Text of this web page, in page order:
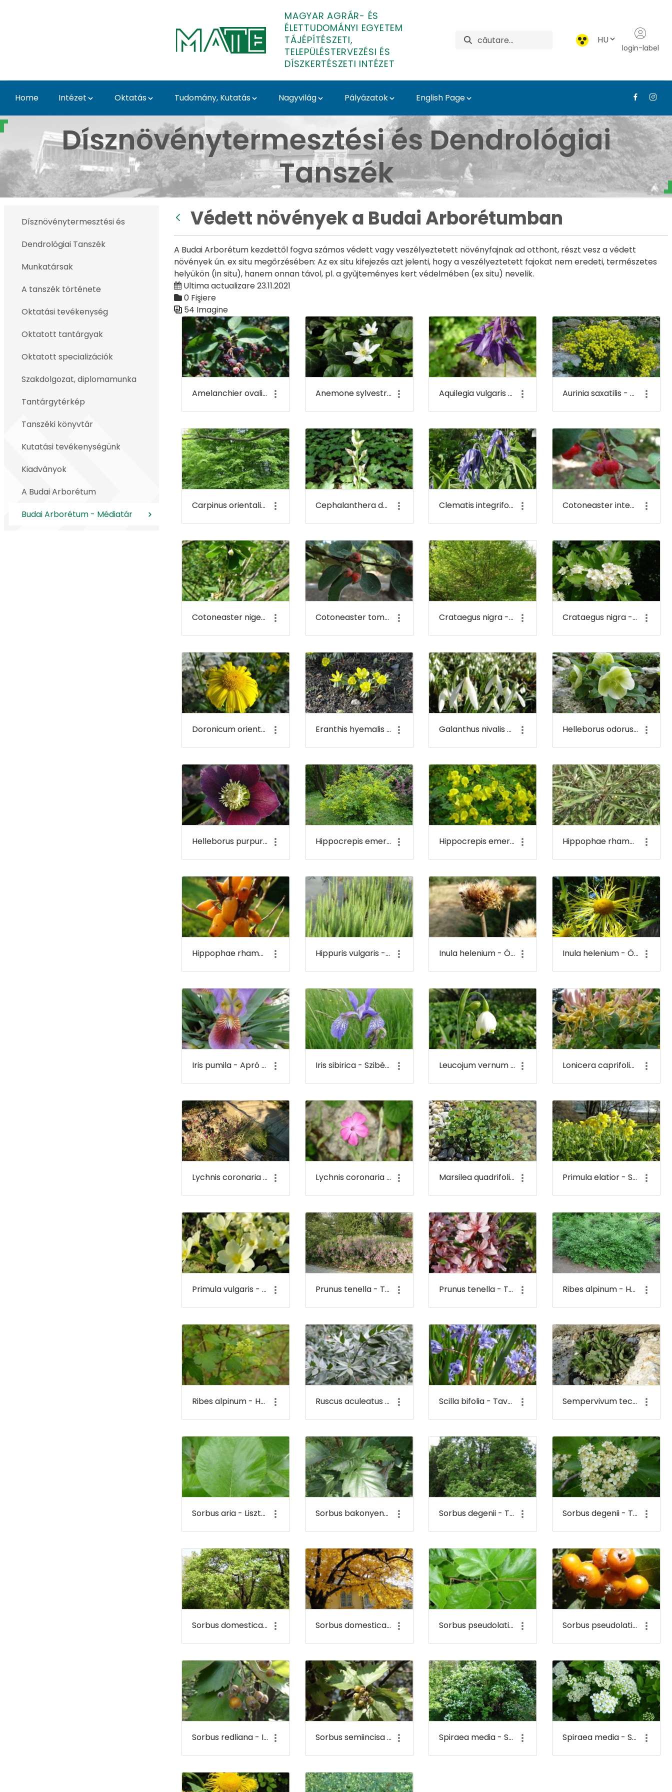
MAGYAR AGRÁR- ÉS
ÉLETTUDOMÁNYI EGYETEM
TÁJÉPÍTÉSZETI,
TELEPÜLÉSTERVEZÉSI ÉS
DÍSZKERTÉSZETI INTÉZET
HU
login-label
Home Intézet Oktatás Tudomány, Kutatás Nagyvilág Pályázatok English Page
Védett növények a Budai Arborétumban - Budai Arborétum -
Dísznövénytermesztési és Dendrológiai
Tanszék
Dísznövénytermesztési és
Dendrológiai Tanszék
Munkatársak
A tanszék története
Oktatási tevékenység
Oktatott tantárgyak
Oktatott specializációk
Szakdolgozat, diplomamunka
Tantárgytérkép
Tanszéki könyvtár
Kutatási tevékenységünk
Kiadványok
A Budai Arborétum
Budai Arborétum - Médiatár
Védett növények a Budai Arborétumban
A Budai Arborétum kezdettől fogva számos védett vagy veszélyeztetett növényfajnak ad otthont, részt vesz a védett
növények ún. ex situ megőrzésében: Az ex situ kifejezés azt jelenti, hogy a veszélyeztetett fajokat nem eredeti, természetes
helyükön (in situ), hanem onnan távol, pl. a gyűjteményes kert védelmében (ex situ) nevelik.
Ultima actualizare 23.11.2021
0 Fişiere
54 Imagine
Galerie media
Amelanchier ovalis - Fanyarka - Budai Arborétum Anemone sylvestris - Erdei szellőrózsa - Budai Arborétum Aquilegia vulgaris - Közönséges harangláb - Budai Arborétum Aurinia saxatilis - Sziklai ternye - Budai Arborétum
Carpinus orientalis - Keleti gyertyán - Budai Arborétum Cephalanthera damasonium - Fehér madársisak - Budai Arborétum Clematis integrifolia - Réti iszalag - Budai Arborétum Cotoneaster integerrimus - Szirti madárbirs - Budai Arborétum
Cotoneaster niger - Fekete madárbirs - Budai Arborétum Cotoneaster tomentosus - Molyhos madárbirs - Budai Arborétum Crataegus nigra - Fekete galagonya - Budai Arborétum Crataegus nigra - Fekete galagonya (virága) - Budai Arborétum
Doronicum orientale - Mecseki zergevirág - Budai Arborétum Eranthis hyemalis - Téltemető - Budai Arborétum Galanthus nivalis - Kikeleti hóvirág - Budai Arborétum Helleborus odorus - Illatos hunyor - Budai Arborétum
Helleborus purpurascens - Pirosló hunyor - Budai Arborétum Hippocrepis emerus - Bokros koronafürt, zöldvesszős tisztescserje - Budai Arborétum Hippocrepis emerus - Bokros koronafürt, zöldvesszős tisztescserje (virága) - Budai Arborétum Hippophae rhamnoides - Közönséges homoktövis - Budai Arborétum
Hippophae rhamnoides - Közönséges homoktövis (termése) - Budai Arborétum Hippuris vulgaris - Közönséges vízi-lófark - Budai Arborétum Inula helenium - Örménygyökér - Budai Arborétum Inula helenium - Örménygyökér (virága) - Budai Arborétum
Iris pumila - Apró nőszirom - Budai Arborétum Iris sibirica - Szibériai nőszirom - Budai Arborétum Leucojum vernum - Tavaszi tőzike - Budai Arborétum Lonicera caprifolium - Jerikói lonc - Budai Arborétum
Lychnis coronaria - Bársonyos kakukkszegfű - Budai Arborétum Lychnis coronaria - Bársonyos kakukkszegfű (virága) - Budai Arborétum Marsilea quadrifolia - Mételyfű - Budai Arborétum Primula elatior - Sugárkankalin - Budai Arborétum
Primula vulgaris - Szártalan kankalin - Budai Arborétum Prunus tenella - Törpe mandula - Budai Arborétum Prunus tenella - Törpe mandula (virága) - Budai Arborétum Ribes alpinum - Havasi ribiszke - Budai Arborétum
Ribes alpinum - Havasi ribiszke (virága) - Budai Arborétum Ruscus aculeatus - Szúrós csodabogyó - Budai Arborétum Scilla bifolia - Tavaszi csillagvirág - Budai Arborétum Sempervivum tectorum - Házi v. fali kövirózsa - Budai Arborétum
Sorbus aria - Lisztes berkenye - Budai Arborétum Sorbus bakonyensis - Bakonyi berkenye - Budai Arborétum Sorbus degenii - Termetes berkenye - Budai Arborétum Sorbus degenii - Termetes berkenye (virága) - Budai Arborétum
Sorbus domestica - Házi berkenye - Budai Arborétum Sorbus domestica - Házi berkenye (őszi lombszín) - Budai Arborétum Sorbus pseudolatifolia - Széleslevelű vagy sárgáslevelű berkenye (levele) - Budai Arborétum Sorbus pseudolatifolia - Széleslevelű vagy sárgáslevelű berkenye (termése) - Budai Arborétum
Sorbus redliana - Inotai berkenye, Rédl-berkenye - Budai Arborétum Sorbus semiincisa - Budai berkenye - Budai Arborétum Spiraea media - Szirti gyöngyvessző - Budai Arborétum Spiraea media - Szirti gyöngyvessző (virága) - Budai Arborétum